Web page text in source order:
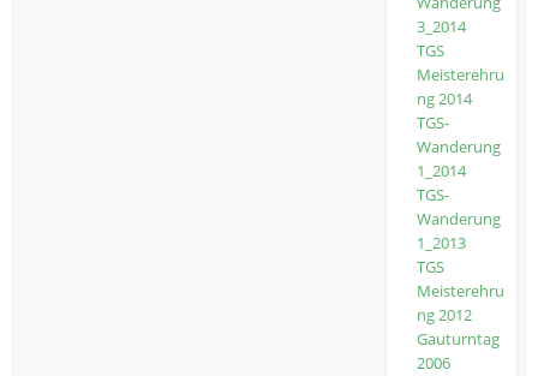
3_2014
TGS
Meisterehru
ng 2014
TGS-
Wanderung
1_2014
TGS-
Wanderung
1_2013
TGS
Meisterehru
ng 2012
Gauturntag
2006